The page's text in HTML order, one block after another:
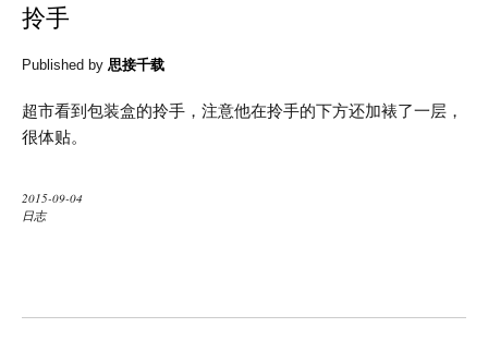
拎手
Published by 思接千载
超市看到包装盒的拎手，注意他在拎手的下方还加裱了一层，
很体贴。
2015-09-04
日志